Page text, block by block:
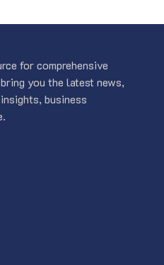
for comprehensive
you the latest news,
business